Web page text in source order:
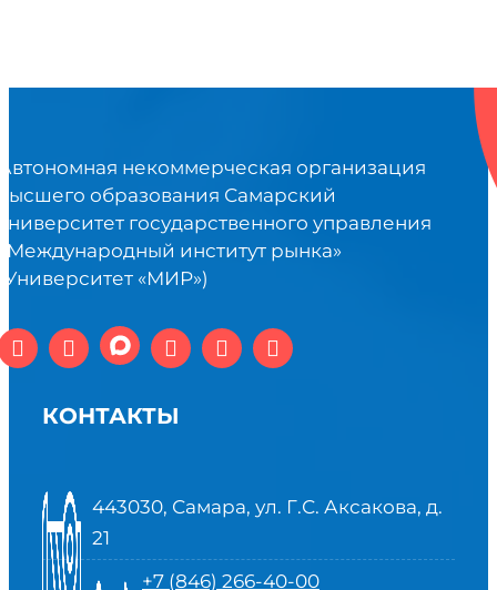
некоммерческая организация
образования Самарский
государственного управления
институт рынка»
«МИР»)
КОНТАКТЫ
443030, Самара, ул. Г.С. Аксакова, д.
21
+7 (846) 266-40-00